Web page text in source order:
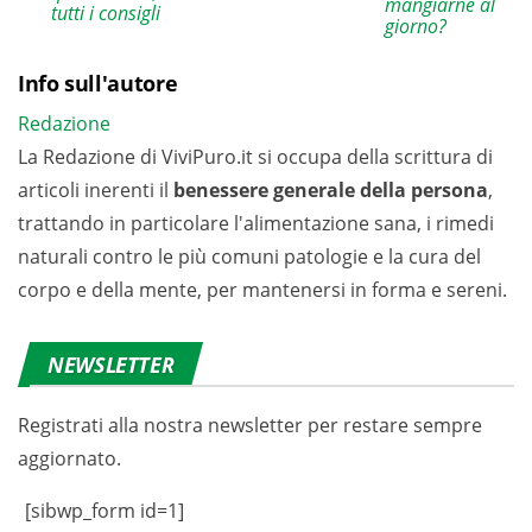
tutti i consigli
giorno?
Info sull'autore
Redazione
La Redazione di ViviPuro.it si occupa della scrittura di
articoli inerenti il benessere generale della persona,
trattando in particolare l'alimentazione sana, i rimedi
naturali contro le più comuni patologie e la cura del
corpo e della mente, per mantenersi in forma e sereni.
NEWSLETTER
Registrati alla nostra newsletter per restare sempre
aggiornato.
[sibwp_form id=1]